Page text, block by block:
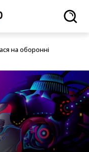
на оборонні контракти
на оборонні